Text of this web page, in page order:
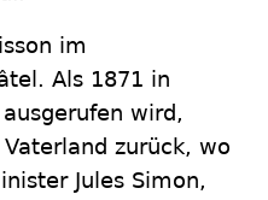
im
Als 1871 in
wird,
zurück, wo
Jules Simon,